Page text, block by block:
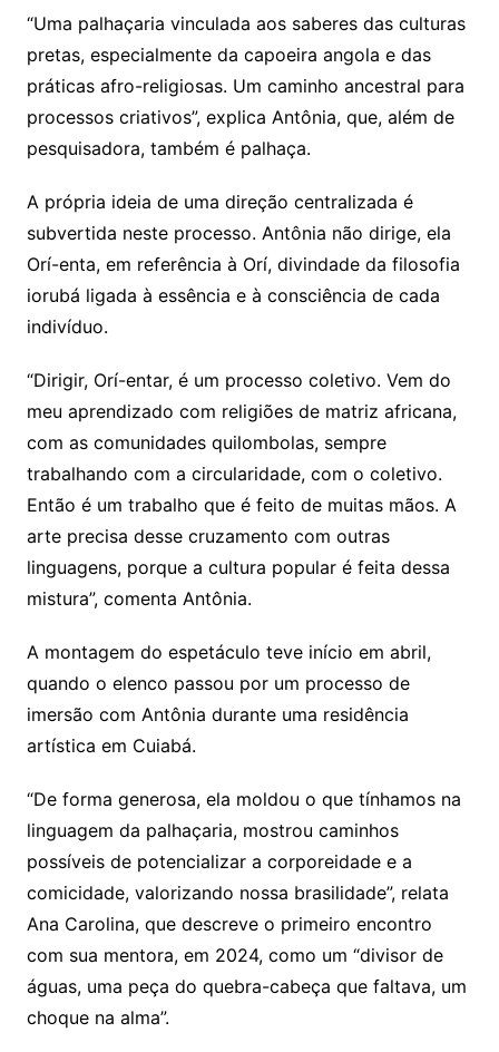
“Uma palhaçaria vinculada aos saberes das culturas
pretas, especialmente da capoeira angola e das
práticas afro-religiosas. Um caminho ancestral para
processos criativos”, explica Antônia, que, além de
pesquisadora, também é palhaça.
A própria ideia de uma direção centralizada é
subvertida neste processo. Antônia não dirige, ela
Orí-enta, em referência à Orí, divindade da filosofia
iorubá ligada à essência e à consciência de cada
indivíduo.
“Dirigir, Orí-entar, é um processo coletivo. Vem do
meu aprendizado com religiões de matriz africana,
com as comunidades quilombolas, sempre
trabalhando com a circularidade, com o coletivo.
Então é um trabalho que é feito de muitas mãos. A
arte precisa desse cruzamento com outras
linguagens, porque a cultura popular é feita dessa
mistura”, comenta Antônia.
A montagem do espetáculo teve início em abril,
quando o elenco passou por um processo de
imersão com Antônia durante uma residência
artística em Cuiabá.
“De forma generosa, ela moldou o que tínhamos na
linguagem da palhaçaria, mostrou caminhos
possíveis de potencializar a corporeidade e a
comicidade, valorizando nossa brasilidade”, relata
Ana Carolina, que descreve o primeiro encontro
com sua mentora, em 2024, como um “divisor de
águas, uma peça do quebra-cabeça que faltava, um
choque na alma”.